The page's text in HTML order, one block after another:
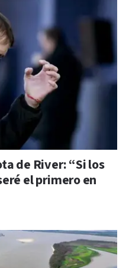
de River: “Si los
el primero en